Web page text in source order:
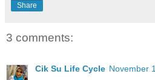
Share
3 comments:
Cik Su Life Cycle November